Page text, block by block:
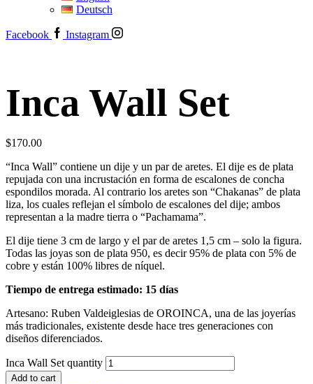
Deutsch
Facebook Instagram
Inca Wall Set
$170.00
“Inca Wall” contiene un dije y un par de aretes. El dije es de plata
repujada con una incrustación en forma de escalones de concha
espondilos morada. Al contrario los aretes son “Chakanas” de plata
liza, los cuales reflejan el símbolo de escalones del dije; ambos
representan a la madre tierra o “Pachamama”.
El dije tiene 3 cm de largo y el par de aretes 1,5 cm – solo la figura.
Todas las joyas son de plata 950, es decir 95% de plata con 5% de
cobre y están 100% libres de níquel.
Tiempo de entrega estimado: 15 días
Artesano: Ruben Valdeiglesias de OROINCA, una de las joyerías
más tradicionales, existente desde hace tres generaciones con
diseños diferenciados.
Inca Wall Set quantity
Add to cart